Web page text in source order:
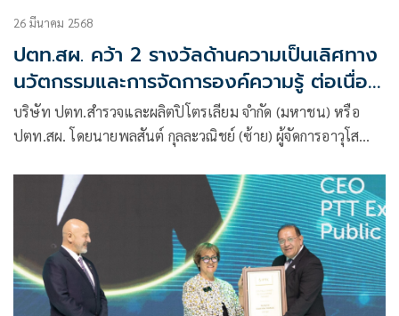
26 มีนาคม 2568
ปตท.สผ. คว้า 2 รางวัลด้านความเป็นเลิศทาง
นวัตกรรมและการจัดการองค์ความรู้ ต่อเนื่อง
เป็นปีที่ 4
บริษัท ปตท.สำรวจและผลิตปิโตรเลียม จำกัด (มหาชน) หรือ
ปตท.สผ. โดยนายพลสันต์ กุล‍ละ‍วณิชย์ (ซ้าย) ผู้จัดการอาวุโส
Most Innovative Knowledge Enterprise (Global MIKE
Award 2024)